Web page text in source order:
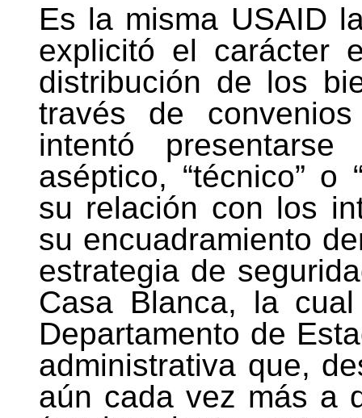
Es la misma USAID
explicitó el carácter
distribución de los
través de
intentó
aséptico, “técnico” o
su relación con los
su encuadramiento
estrategia de
Casa Blanca, la
Departamento de
administrativa que,
aún cada vez más a